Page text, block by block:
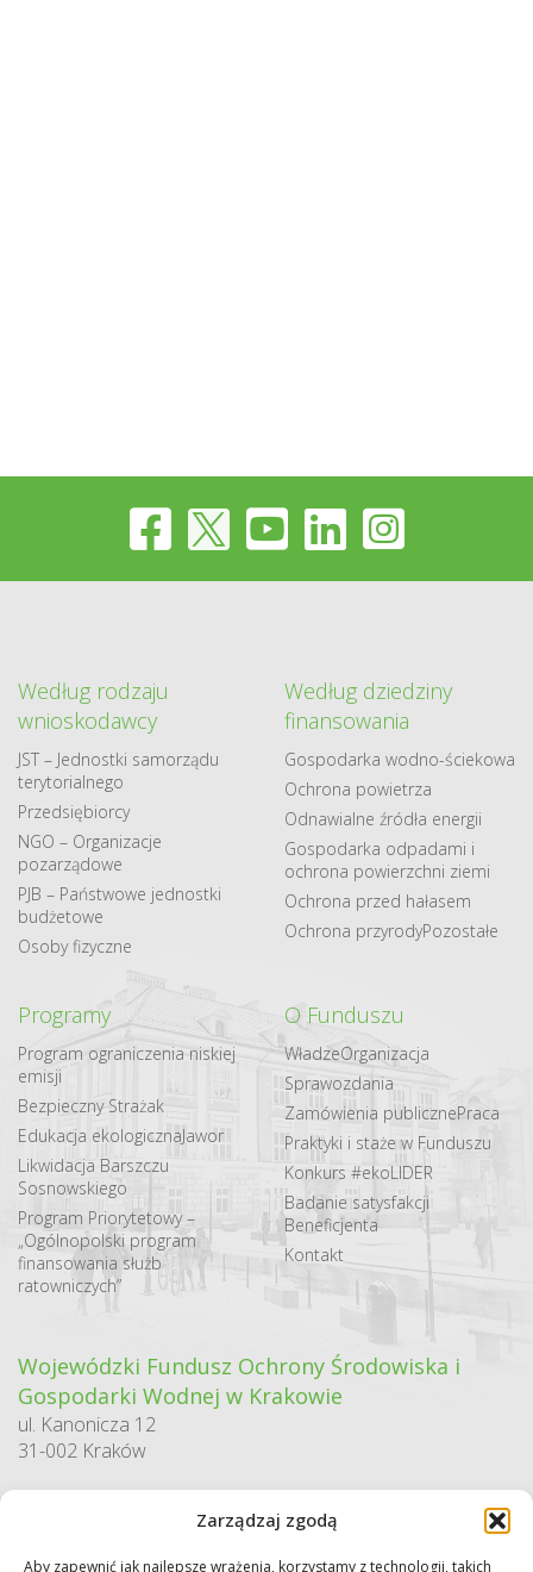
Zarządzaj zgodą
Aby zapewnić jak najlepsze wrażenia, korzystamy z technologii, takich
Według rodzaju
wnioskodawcy
JST – Jednostki samorządu
terytorialnego
Przedsiębiorcy
NGO – Organizacje
pozarządowe
PJB – Państwowe jednostki
budżetowe
Osoby fizyczne
Według dziedziny
finansowania
Gospodarka​ wodno​-ściekowa
Ochrona powietrza
Odnawialne​ źródła​ energii
Gospodarka odpadami i
ochrona powierzchni ziemi
Ochrona przed hałasem
Ochrona przyrodyPozostałe
Programy
Program ograniczenia niskiej
emisji
Bezpieczny Strażak
Edukacja ekologicznaJawor
Likwidacja Barszczu
Sosnowskiego
Program Priorytetowy –
„Ogólnopolski program
finansowania służb
ratowniczych”
O Funduszu
WładzeOrganizacja
Sprawozdania
Zamówienia publicznePraca
Praktyki i staże w Funduszu
Konkurs #ekoLIDER
Badanie satysfakcji
Beneficjenta
Kontakt
Wojewódzki Fundusz Ochrony Środowiska i
Gospodarki Wodnej w Krakowie
ul. Kanonicza 12
31-002 Kraków